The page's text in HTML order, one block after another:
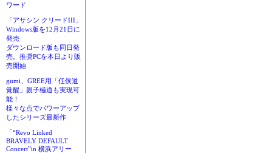
ワード
「アサシン クリードIII」
Windows版を12月21日に
発売
ダウンロード版も同日発
売。推奨PCを本日より販
売開始
gumi、GREE用「任侠道
覚醒」親子極道も実現可
能！
様々な点でパワーアップ
したシリーズ最新作
「“Revo Linked
BRAVELY DEFAULT
Concert”in 横浜アリー